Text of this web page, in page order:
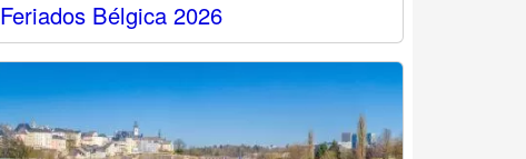
Feriados Bélgica 2026